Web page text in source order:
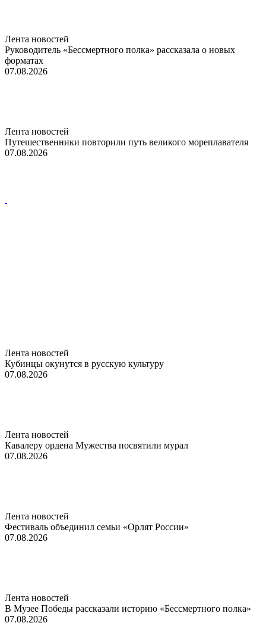
Лента новостей
Руководитель «Бессмертного полка» рассказала о новых
форматах
07.08.2026
Лента новостей
Путешественники повторили путь великого мореплавателя
07.08.2026
Лента новостей
Кубинцы окунутся в русскую культуру
07.08.2026
Лента новостей
Кавалеру ордена Мужества посвятили мурал
07.08.2026
Лента новостей
Фестиваль объединил семьи «Орлят России»
07.08.2026
Лента новостей
В Музее Победы рассказали историю «Бессмертного полка»
07.08.2026